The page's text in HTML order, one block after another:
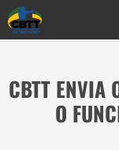
CBTT ENVIA
O